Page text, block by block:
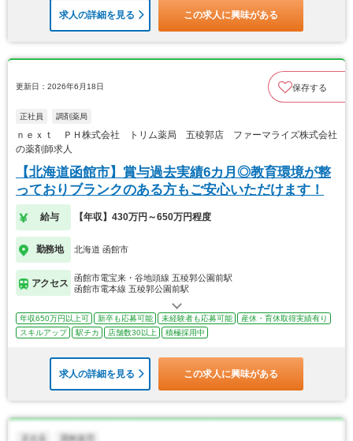
求人の詳細を見る この求人に興味がある
更新日：2026年6月18日 保存する
正社員 調剤薬局
ｎｅｘｔ ＰＨ株式会社 トリム薬局 五稜郭店 ファーマライズ株式会社
の薬剤師求人
【北海道函館市】賞与過去実績6カ月◎教育環境が整
っておりブランクのある方もご安心いただけます！
給与 【年収】430万円～650万円程度
勤務地 北海道 函館市
アクセス
函館市電宝来・谷地頭線 五稜郭公園前駅
函館市電本線 五稜郭公園前駅
年収650万円以上可 新卒も応募可能 未経験者も応募可能
産休・育休取得実績有り
スキルアップ
駅チカ 店舗数30以上 積極採用中
求人の詳細を見る この求人に興味がある